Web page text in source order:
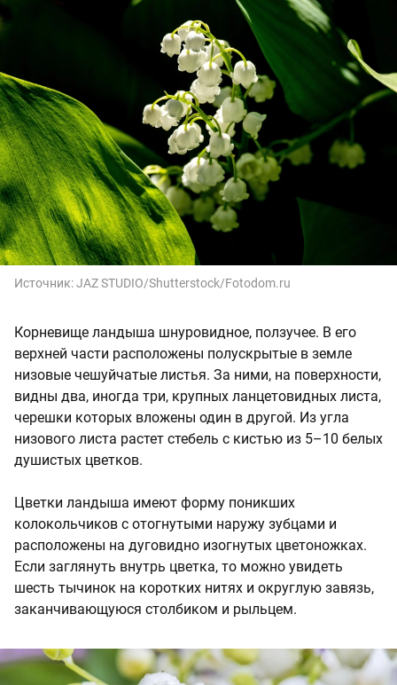
Источник:JAZ STUDIO/Shutterstock/Fotodom.ru
Корневище ландыша шнуровидное, ползучее. В его
верхней части расположены полускрытые в земле
низовые чешуйчатые листья. За ними, на поверхности,
видны два, иногда три, крупных ланцетовидных листа,
черешки которых вложены один в другой. Из угла
низового листа растет стебель с кистью из 5–10 белых
душистых цветков.
Цветки ландыша имеют форму поникших
колокольчиков с отогнутыми наружу зубцами и
расположены на дуговидно изогнутых цветоножках.
Если заглянуть внутрь цветка, то можно увидеть
шесть тычинок на коротких нитях и округлую завязь,
заканчивающуюся столбиком и рыльцем.